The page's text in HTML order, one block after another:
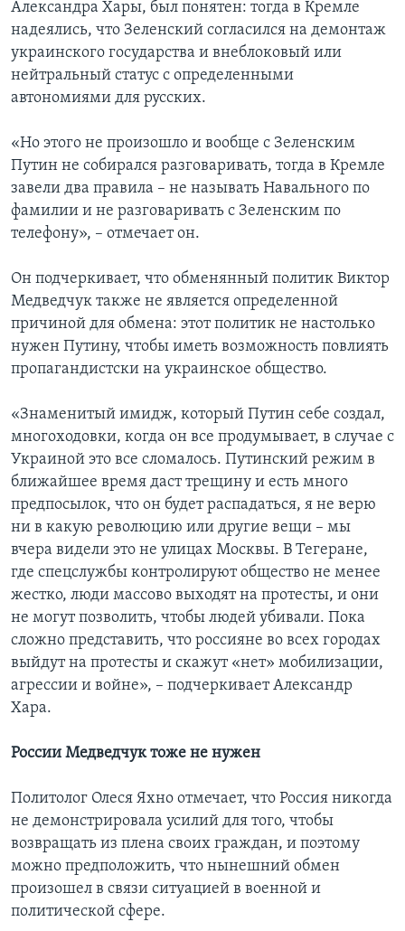
Александра Хары, был понятен: тогда в Кремле
надеялись, что Зеленский согласился на демонтаж
украинского государства и внеблоковый или
нейтральный статус с определенными
автономиями для русских.
«Но этого не произошло и вообще с Зеленским
Путин не собирался разговаривать, тогда в Кремле
завели два правила – не называть Навального по
фамилии и не разговаривать с Зеленским по
телефону», – отмечает он.
Он подчеркивает, что обменянный политик Виктор
Медведчук также не является определенной
причиной для обмена: этот политик не настолько
нужен Путину, чтобы иметь возможность повлиять
пропагандистски на украинское общество.
«Знаменитый имидж, который Путин себе создал,
многоходовки, когда он все продумывает, в случае с
Украиной это все сломалось. Путинский режим в
ближайшее время даст трещину и есть много
предпосылок, что он будет распадаться, я не верю
ни в какую революцию или другие вещи – мы
вчера видели это не улицах Москвы. В Тегеране,
где спецслужбы контролируют общество не менее
жестко, люди массово выходят на протесты, и они
не могут позволить, чтобы людей убивали. Пока
сложно представить, что россияне во всех городах
выйдут на протесты и скажут «нет» мобилизации,
агрессии и войне», – подчеркивает Александр
Хара.
России Медведчук тоже не нужен
Политолог Олеся Яхно отмечает, что Россия никогда
не демонстрировала усилий для того, чтобы
возвращать из плена своих граждан, и поэтому
можно предположить, что нынешний обмен
произошел в связи ситуацией в военной и
политической сфере.